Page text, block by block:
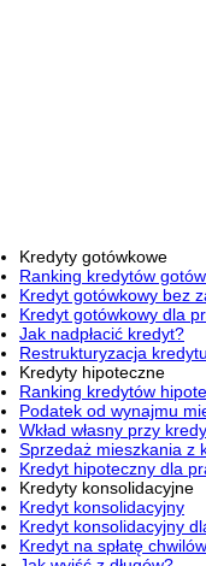
Kredyty gotówkowe
Ranking kredytów
Kredyt gotówkowy bez
Kredyt gotówkowy dla
Jak nadpłacić kredyt?
Restrukturyzacja kredytu
Kredyty hipoteczne
Ranking kredytów
Podatek od wynajmu
Wkład własny przy
Sprzedaż mieszkania z
Kredyt hipoteczny dla
Kredyty konsolidacyjne
Kredyt konsolidacyjny
Kredyt konsolidacyjny
Kredyt na spłatę